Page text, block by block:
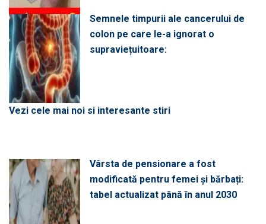
Semnele timpurii ale cancerului de
colon pe care le-a ignorat o
supraviețuitoare:
Vezi cele mai noi si interesante stiri
Vârsta de pensionare a fost
modificată pentru femei și bărbați:
tabel actualizat până în anul 2030